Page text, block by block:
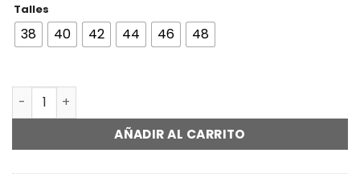
Talles
38 40 42 44 46 48
JEAN WID LEG STRASS - A25R04 cantidad
AÑADIR AL CARRITO